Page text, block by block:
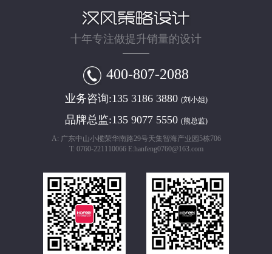
十年专注做提升销量的设计
400-807-2088
业务咨询:135 3186 3880 (刘小姐)
品牌总监:135 9077 5550 (熊总监)
A: 广东中山小榄荣华南路29号天集智海产业园5栋706
T: 0760-221110066 E:hanfeng0760@163.com